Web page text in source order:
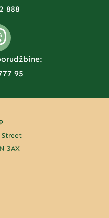
888
95
Street
3AX